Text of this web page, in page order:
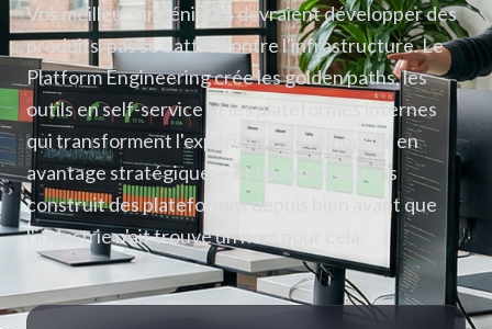
Vos meilleurs ingénieurs devraient développer des
produits, pas se battre contre l'infrastructure. Le
Platform Engineering crée les golden paths, les
outils en self-service et les plateformes internes
qui transforment l'expérience développeur en
avantage stratégique — et Iguane Solutions
construit des plateformes depuis bien avant que
l'industrie n'ait trouvé un nom pour cela.